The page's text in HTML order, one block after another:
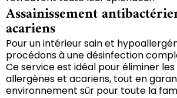
Assainissement
acariens
Pour un intérieur sain et
procédons à une désinfection
Ce service est idéal pour éliminer
allergènes et acariens, tout en
environnement sûr pour toute la